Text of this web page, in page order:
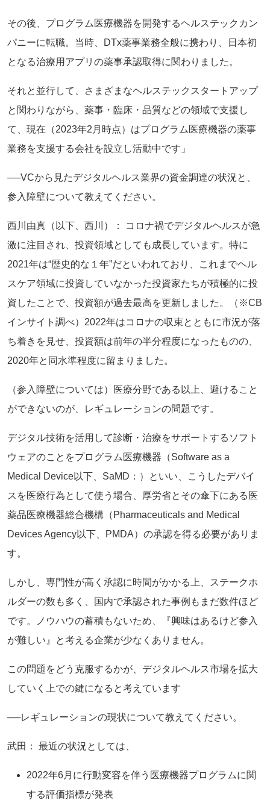
その後、プログラム医療機器を開発するヘルステックカン
パニーに転職。当時、DTx薬事業務全般に携わり、日本初
となる治療用アプリの薬事承認取得に関わりました。
それと並行して、さまざまなヘルステックスタートアップ
と関わりながら、薬事・臨床・品質などの領域で支援し
て、現在（2023年2月時点）はプログラム医療機器の薬事
業務を支援する会社を設立し活動中です」
──VCから見たデジタルヘルス業界の資金調達の状況と、
参入障壁について教えてください。
西川由真（以下、西川）： コロナ禍でデジタルヘルスが急
激に注目され、投資領域としても成長しています。特に
2021年は“歴史的な１年”だといわれており、これまでヘル
スケア領域に投資していなかった投資家たちが積極的に投
資したことで、投資額が過去最高を更新しました。（※CB
インサイト調べ）2022年はコロナの収束とともに市況が落
ち着きを見せ、投資額は前年の半分程度になったものの、
2020年と同水準程度に留まりました。
（参入障壁については）医療分野である以上、避けること
ができないのが、レギュレーションの問題です。
デジタル技術を活用して診断・治療をサポートするソフト
ウェアのことをプログラム医療機器（Software as a
Medical Device以下、SaMD：）といい、こうしたデバイ
スを医療行為として使う場合、厚労省とその傘下にある医
薬品医療機器総合機構（Pharmaceuticals and Medical
Devices Agency以下、PMDA）の承認を得る必要がありま
す。
しかし、専門性が高く承認に時間がかかる上、ステークホ
ルダーの数も多く、国内で承認された事例もまだ数件ほど
です。ノウハウの蓄積もないため、『興味はあるけど参入
が難しい』と考える企業が少なくありません。
この問題をどう克服するかが、デジタルヘルス市場を拡大
していく上での鍵になると考えています
──レギュレーションの現状について教えてください。
武田： 最近の状況としては、
2022年6月に行動変容を伴う医療機器プログラムに関
する評価指標が発表